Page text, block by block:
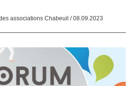
associations Chabeuil / 08.09.2023